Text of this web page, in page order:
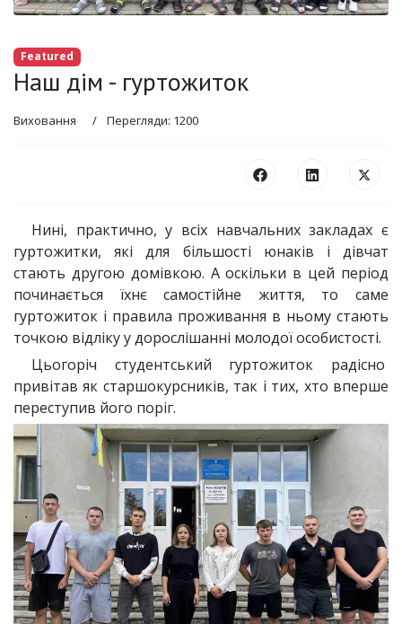
Featured
Наш дім - гуртожиток
Виховання Перегляди: 1200
Нині, практично, у всіх навчальних закладах є
гуртожитки, які для більшості юнаків і дівчат
стають другою домівкою. А оскільки в цей період
починається їхнє самостійне життя, то саме
гуртожиток і правила проживання в ньому стають
точкою відліку у дорослішанні молодої особистості.
Цьогоріч студентський гуртожиток радісно
привітав як старшокурсників, так і тих, хто вперше
переступив його поріг.